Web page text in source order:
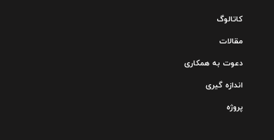
کاتالوگ
مقالات
دعوت به همکاری
اندازه گیری
پروژه